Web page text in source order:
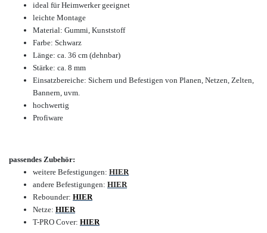
ideal für Heimwerker geeignet
leichte Montage
Material: Gummi, Kunststoff
Farbe: Schwarz
Länge: ca. 36 cm (dehnbar)
Stärke: ca. 8 mm
Einsatzbereiche: Sichern und Befestigen von Planen, Netzen, Zelten,
Bannern, uvm.
hochwertig
Profiware
passendes Zubehör:
weitere Befestigungen: HIER
andere Befestigungen: HIER
Rebounder: HIER
Netze: HIER
T-PRO Cover: HIER